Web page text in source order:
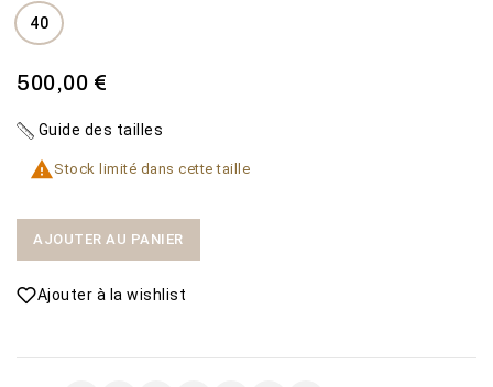
40
500,00 €
Guide des tailles
 Stock limité dans cette taille
AJOUTER AU PANIER
Ajouter à la wishlist